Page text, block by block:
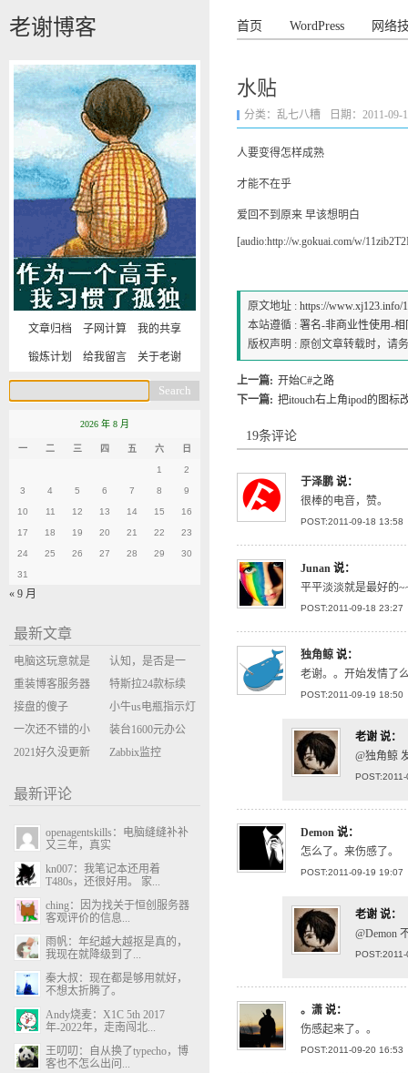
老谢博客 首页 WordPress 网络
水贴
分类： 乱七八糟 日期：2011-09-
人要变得怎样成熟
才能不在乎
爱回不到原来 早该想明白
[audio:http://w.gokuai.com/w/
原文地址 :https://www.xj123.info/
本站遵循 :署名-非商业性使用-相
版权声明 : 原创文章转载时，请
上一篇: 开始C#之路
下一篇: 把itouch右上角ipod的图标
19条评论
于泽鹏 说：
很棒的电音，赞。
POST:2011-09-18 13:58
Junan 说：
平平淡淡就是最好的
POST:2011-09-18 23:27
独角鲸 说：
老谢。。开始发情了
POST:2011-09-19 18:50
老谢 说：
@独角鲸
Demon 说：
怎么了。来伤感了。
POST:2011-09-19 19:07
老谢 说：
@Demon
。潇 说：
伤感起来了。。
POST:2011-09-20 16:53
文章归档 子网计算 我的共享
锻炼计划 给我留言 关于老谢
2026 年 8 月
一 二 三 四 五 六 日
1 2
3 4 5 6 7 8 9
10 11 12 13 14 15 16
17 18 19 20 21 22 23
24 25 26 27 28 29 30
31
« 9 月
最新文章
电脑这玩意就是
缝缝补补的事
认知，是否是一
座大山？当架构
决策变成配置清
单比价
重装博客服务器
环境
特斯拉24款标续
Model Y 2万公里
使用体验
接盘的傻子
小牛us电瓶指示灯
闪三次不上电
一次还不错的小
米售后体验
装台1600元办公
主机
2021好久没更新
Zabbix监控
最新评论
openagentskills：电脑缝缝补补
又三年，真实
kn007：我笔记本还用着
T480s，还很好用。 家...
ching：因为找关于恒创服务器
客观评价的信息...
雨帆：年纪越大越抠是真的，
我现在就降级到了...
秦大叔：现在都是够用就好，
不想太折腾了。
Andy烧麦：X1C 5th 2017
年-2022年，走南闯北...
王叨叨：自从换了typecho，博
客也不怎么出问...